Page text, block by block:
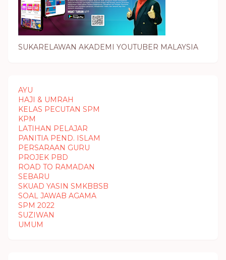
SUKARELAWAN AKADEMI YOUTUBER MALAYSIA
AYU
HAJI & UMRAH
KELAS PECUTAN SPM
KPM
LATIHAN PELAJAR
PANITIA PEND. ISLAM
PERSARAAN GURU
PROJEK PBD
ROAD TO RAMADAN
SEBARU
SKUAD YASIN SMKBBSB
SOAL JAWAB AGAMA
SPM 2022
SUZIWAN
UMUM